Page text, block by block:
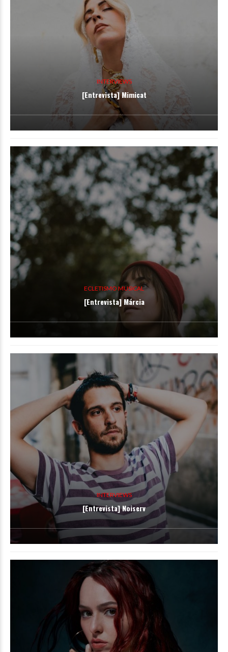
INTERVIEWS
[Entrevista] Mimicat
ECLETISMO MUSICAL
[Entrevista] Márcia
INTERVIEWS
[Entrevista] Noiserv